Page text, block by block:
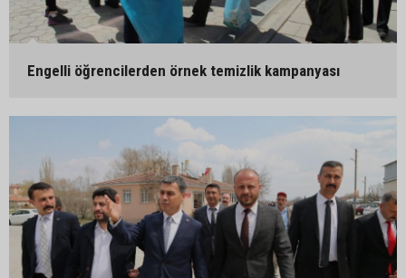
Engelli öğrencilerden örnek temizlik kampanyası